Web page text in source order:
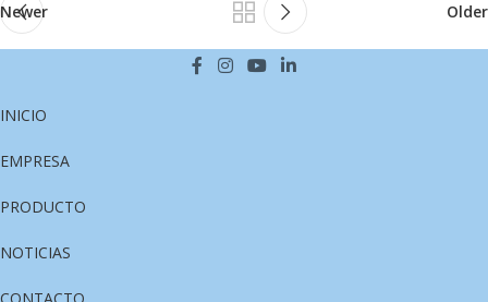
Newer Older
INICIO
EMPRESA
PRODUCTO
NOTICIAS